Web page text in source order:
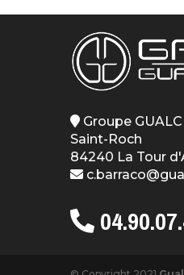
Groupe
Saint-Roch
84240 La Tour